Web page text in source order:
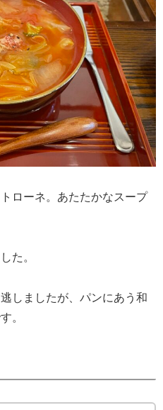
ローネ。あたたかなスープ
た。
しましたが、パンにあう和
。